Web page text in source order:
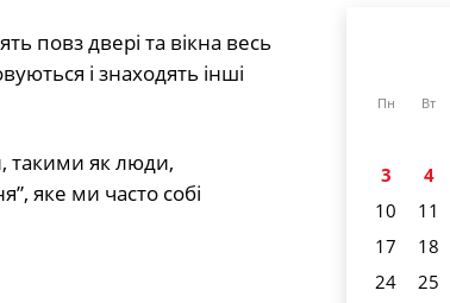
повз двері та вікна весь
і знаходять інші
такими як люди,
яке ми часто собі
Пн Вт
3
4
10
11
17
18
24
25